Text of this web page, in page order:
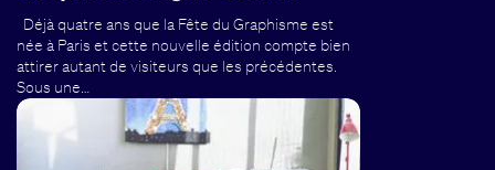
Déjà quatre ans que la Fête du Graphisme est
née à Paris et cette nouvelle édition compte bien
attirer autant de visiteurs que les précédentes.
Sous une…